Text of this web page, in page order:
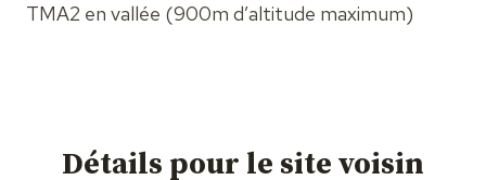
TMA2 en vallée (900m d’altitude maximum)
Détails pour le site voisin